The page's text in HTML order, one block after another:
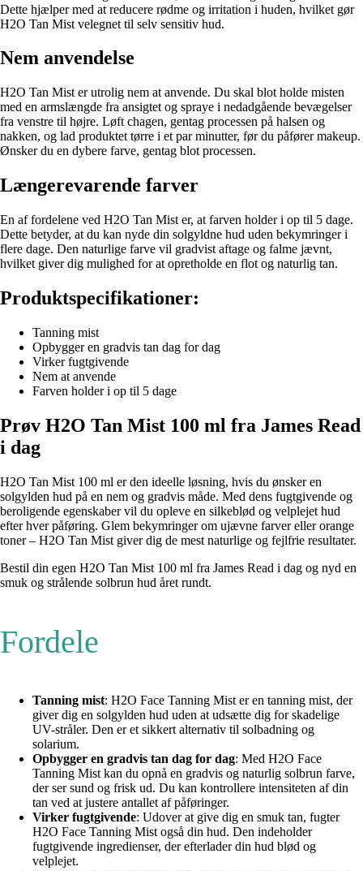
Dette hjælper med at reducere rødme og irritation i huden, hvilket gør
H2O Tan Mist velegnet til selv sensitiv hud.
Nem anvendelse
H2O Tan Mist er utrolig nem at anvende. Du skal blot holde misten
med en armslængde fra ansigtet og spraye i nedadgående bevægelser
fra venstre til højre. Løft chagen, gentag processen på halsen og
nakken, og lad produktet tørre i et par minutter, før du påfører makeup.
Ønsker du en dybere farve, gentag blot processen.
Længerevarende farver
En af fordelene ved H2O Tan Mist er, at farven holder i op til 5 dage.
Dette betyder, at du kan nyde din solgyldne hud uden bekymringer i
flere dage. Den naturlige farve vil gradvist aftage og falme jævnt,
hvilket giver dig mulighed for at opretholde en flot og naturlig tan.
Produktspecifikationer:
Tanning mist
Opbygger en gradvis tan dag for dag
Virker fugtgivende
Nem at anvende
Farven holder i op til 5 dage
Prøv H2O Tan Mist 100 ml fra James Read
i dag
H2O Tan Mist 100 ml er den ideelle løsning, hvis du ønsker en
solgylden hud på en nem og gradvis måde. Med dens fugtgivende og
beroligende egenskaber vil du opleve en silkeblød og velplejet hud
efter hver påføring. Glem bekymringer om ujævne farver eller orange
toner – H2O Tan Mist giver dig de mest naturlige og fejlfrie resultater.
Bestil din egen H2O Tan Mist 100 ml fra James Read i dag og nyd en
smuk og strålende solbrun hud året rundt.
Fordele
Tanning mist: H2O Face Tanning Mist er en tanning mist, der
giver dig en solgylden hud uden at udsætte dig for skadelige
UV-stråler. Den er et sikkert alternativ til solbadning og
solarium.
Opbygger en gradvis tan dag for dag: Med H2O Face
Tanning Mist kan du opnå en gradvis og naturlig solbrun farve,
der ser sund og frisk ud. Du kan kontrollere intensiteten af din
tan ved at justere antallet af påføringer.
Virker fugtgivende: Udover at give dig en smuk tan, fugter
H2O Face Tanning Mist også din hud. Den indeholder
fugtgivende ingredienser, der efterlader din hud blød og
velplejet.